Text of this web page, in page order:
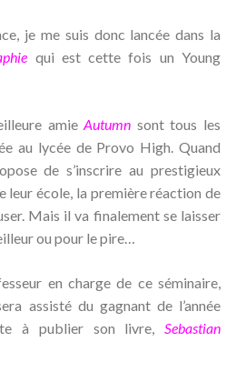
je me suis donc lancée dans la
qui est cette fois un Young
amieAutumn sont tous les
au lycée de Provo High. Quand
de s’inscrire au prestigieux
leur école, la première réaction de
Mais il va finalement se laisser
ou pour le pire…
en charge de ce séminaire,
assisté du gagnant de l’année
à publier son livre, Sebastian